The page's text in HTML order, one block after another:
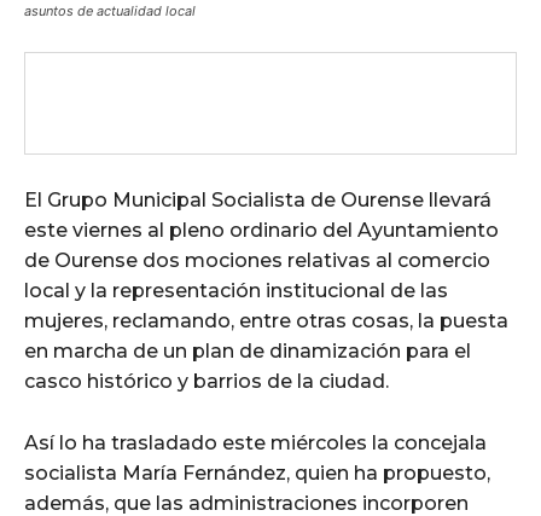
asuntos de actualidad local
El Grupo Municipal Socialista de Ourense llevará
este viernes al pleno ordinario del Ayuntamiento
de Ourense dos mociones relativas al comercio
local y la representación institucional de las
mujeres, reclamando, entre otras cosas, la puesta
en marcha de un plan de dinamización para el
casco histórico y barrios de la ciudad.
Así lo ha trasladado este miércoles la concejala
socialista María Fernández, quien ha propuesto,
además, que las administraciones incorporen